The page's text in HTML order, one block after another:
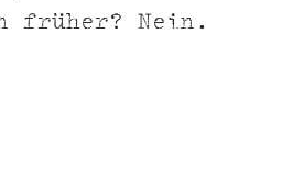
früher? Nein.